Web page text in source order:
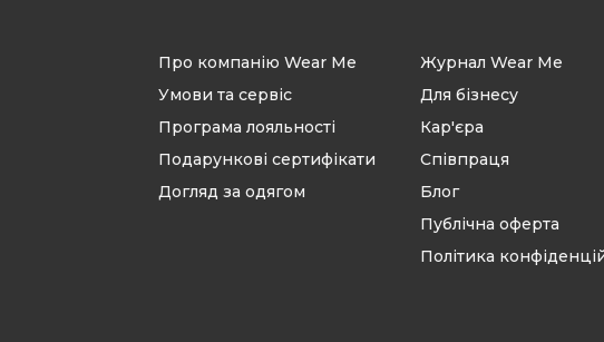
Про компанію Wear Me
Умови та сервіс
Програма лояльності
Подарункові сертифікати
Догляд за одягом
Журнал Wear Me
Для бізнесу
Кар'єра
Співпраця
Блог
Публічна оферта
Політика